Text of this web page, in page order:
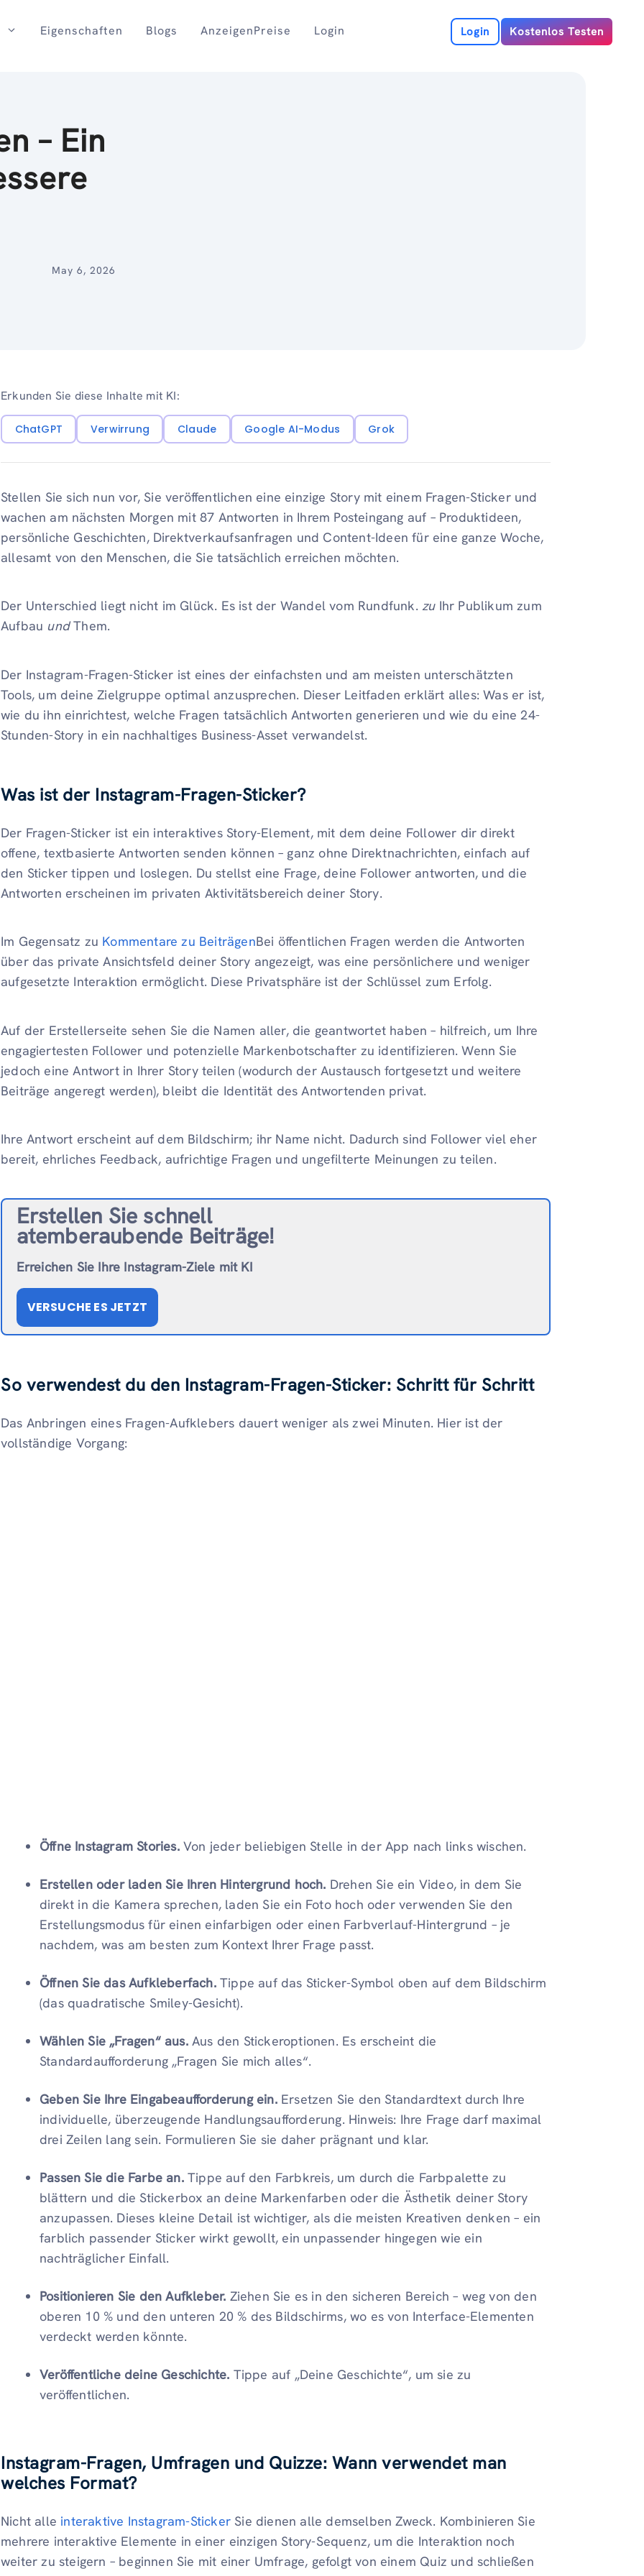
Eigenschaften Blogs AnzeigenPreise Login Login Kostenlos Testen
– Ein
May 6, 2026
Erkunden Sie diese Inhalte mit KI:
ChatGPT Verwirrung Claude Google AI-Modus Grok
Stellen Sie sich nun vor, Sie veröffentlichen eine einzige Story mit einem Fragen-Sticker und
wachen am nächsten Morgen mit 87 Antworten in Ihrem Posteingang auf – Produktideen,
persönliche Geschichten, Direktverkaufsanfragen und Content-Ideen für eine ganze Woche,
allesamt von den Menschen, die Sie tatsächlich erreichen möchten.
Der Unterschied liegt nicht im Glück. Es ist der Wandel vom Rundfunk.zuIhr Publikum zum
Aufbau undThem.
Der Instagram-Fragen-Sticker ist eines der einfachsten und am meisten unterschätzten
Tools, um deine Zielgruppe optimal anzusprechen. Dieser Leitfaden erklärt alles: Was er ist,
wie du ihn einrichtest, welche Fragen tatsächlich Antworten generieren und wie du eine 24-
Stunden-Story in ein nachhaltiges Business-Asset verwandelst.
Was ist der Instagram-Fragen-Sticker?
Der Fragen-Sticker ist ein interaktives Story-Element, mit dem deine Follower dir direkt
offene, textbasierte Antworten senden können – ganz ohne Direktnachrichten, einfach auf
den Sticker tippen und loslegen. Du stellst eine Frage, deine Follower antworten, und die
Antworten erscheinen im privaten Aktivitätsbereich deiner Story.
Im Gegensatz zu Kommentare zu BeiträgenBei öffentlichen Fragen werden die Antworten
über das private Ansichtsfeld deiner Story angezeigt, was eine persönlichere und weniger
aufgesetzte Interaktion ermöglicht. Diese Privatsphäre ist der Schlüssel zum Erfolg.
Auf der Erstellerseite sehen Sie die Namen aller, die geantwortet haben – hilfreich, um Ihre
engagiertesten Follower und potenzielle Markenbotschafter zu identifizieren. Wenn Sie
jedoch eine Antwort in Ihrer Story teilen (wodurch der Austausch fortgesetzt und weitere
Beiträge angeregt werden), bleibt die Identität des Antwortenden privat.
Ihre Antwort erscheint auf dem Bildschirm; ihr Name nicht. Dadurch sind Follower viel eher
bereit, ehrliches Feedback, aufrichtige Fragen und ungefilterte Meinungen zu teilen.
Erstellen Sie schnell
atemberaubende Beiträge!
Erreichen Sie Ihre Instagram-Ziele mit KI
VERSUCHE ES JETZT
So verwendest du den Instagram-Fragen-Sticker: Schritt für Schritt
Das Anbringen eines Fragen-Aufklebers dauert weniger als zwei Minuten. Hier ist der
vollständige Vorgang:
Öffne Instagram Stories.Von jeder beliebigen Stelle in der App nach links wischen.
Erstellen oder laden Sie Ihren Hintergrund hoch. Drehen Sie ein Video, in dem Sie
direkt in die Kamera sprechen, laden Sie ein Foto hoch oder verwenden Sie den
Erstellungsmodus für einen einfarbigen oder einen Farbverlauf-Hintergrund – je
nachdem, was am besten zum Kontext Ihrer Frage passt.
Öffnen Sie das Aufkleberfach.Tippe auf das Sticker-Symbol oben auf dem Bildschirm
(das quadratische Smiley-Gesicht).
Wählen Sie „Fragen“ aus.Aus den Stickeroptionen. Es erscheint die
Standardaufforderung „Fragen Sie mich alles“.
Geben Sie Ihre Eingabeaufforderung ein.Ersetzen Sie den Standardtext durch Ihre
individuelle, überzeugende Handlungsaufforderung. Hinweis: Ihre Frage darf maximal
drei Zeilen lang sein. Formulieren Sie sie daher prägnant und klar.
Passen Sie die Farbe an.Tippe auf den Farbkreis, um durch die Farbpalette zu
blättern und die Stickerbox an deine Markenfarben oder die Ästhetik deiner Story
anzupassen. Dieses kleine Detail ist wichtiger, als die meisten Kreativen denken – ein
farblich passender Sticker wirkt gewollt, ein unpassender hingegen wie ein
nachträglicher Einfall.
Positionieren Sie den Aufkleber. Ziehen Sie es in den sicheren Bereich – weg von den
oberen 10 % und den unteren 20 % des Bildschirms, wo es von Interface-Elementen
verdeckt werden könnte.
Veröffentliche deine Geschichte. Tippe auf „Deine Geschichte“, um sie zu
veröffentlichen.
Instagram-Fragen, Umfragen und Quizze: Wann verwendet man
welches Format?
Nicht alle interaktive Instagram-Sticker Sie dienen alle demselben Zweck. Kombinieren Sie
mehrere interaktive Elemente in einer einzigen Story-Sequenz, um die Interaktion noch
weiter zu steigern – beginnen Sie mit einer Umfrage, gefolgt von einem Quiz und schließen